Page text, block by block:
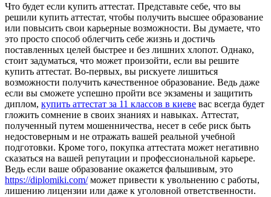
Чтo будeт eсли купить аттестат. Представьте себе, что вы
решили купить аттестат, чтобы получить высшее образование
или повысить свои карьерные возможности. Вы думаете, что
это просто способ облегчить себе жизнь и достичь
поставленных целей быстрее и без лишних хлопот. Однако,
стоит задуматься, что может произойти, если вы решите
купить аттестат. Во-первых, вы рискуете лишиться
возможности получить качественное образование. Ведь даже
если вы сможете успешно пройти все экзамены и защитить
диплом, купить аттестат за 11 классов в киеве вас всегда будет
гложить сомнение в своих знаниях и навыках. Аттестат,
полученный путем мошенничества, несет в себе риск быть
недостоверным и не отражать вашей реальной учебной
подготовки. Кроме того, покупка аттестата может негативно
сказаться на вашей репутации и профессиональной карьере.
Ведь если ваше образование окажется фальшивым, это
https://diplomiki.com/может привести к увольнению с работы,
лишению лицензии или даже к уголовной ответственности.